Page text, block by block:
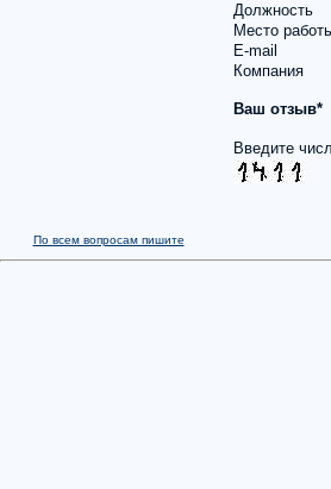
Должность
Место
E-mail
Компания
Ваш отзыв*
Введите
По всем вопросам пишите